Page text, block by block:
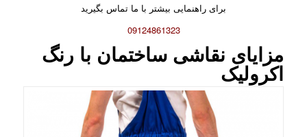
برای راهنمایی بیشتر با ما تماس بگیرید
09124861323
مزایای نقاشی ساختمان با رنگ
اکرولیک